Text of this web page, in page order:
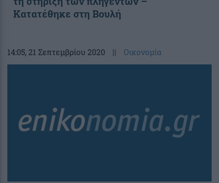
Κατατέθηκε στη Βουλή
14:05, 21 Σεπτεμβρίου 2020 || Οικονομία